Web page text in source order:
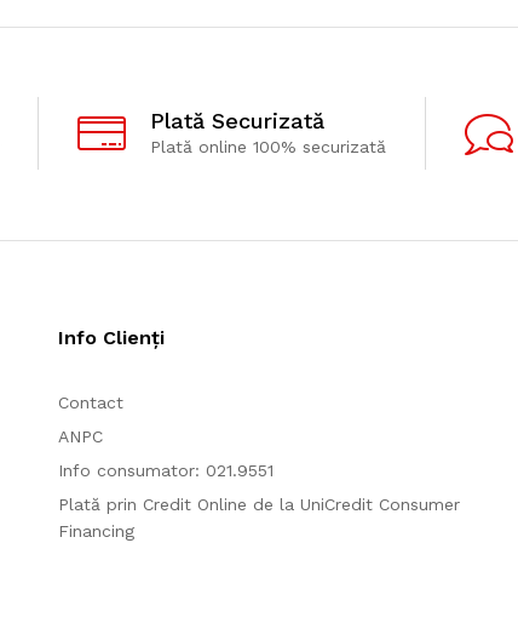
Plată Securizată
Plată online 100% securizată
Info Clienți
Contact
ANPC
Info consumator: 021.9551
Plată prin Credit Online de la UniCredit Consumer
Financing